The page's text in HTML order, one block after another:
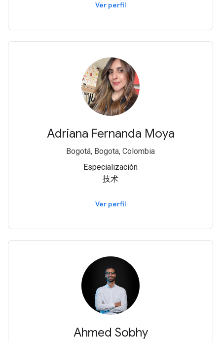
Ver perfil
Adriana Fernanda Moya
Bogotá, Bogota, Colombia
Especialización
技术
Ver perfil
Ahmed Sobhy